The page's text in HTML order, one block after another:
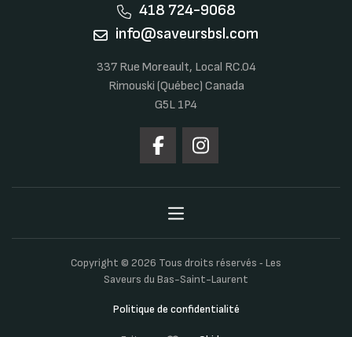
418 724-9068
info@saveursbsl.com
337 Rue Moreault, Local RC.04
Rimouski (Québec) Canada
G5L 1P4
Copyright © 2026 Tous droits réservés ‐ Les
Saveurs du Bas-Saint-Laurent
Politique de confidentialité